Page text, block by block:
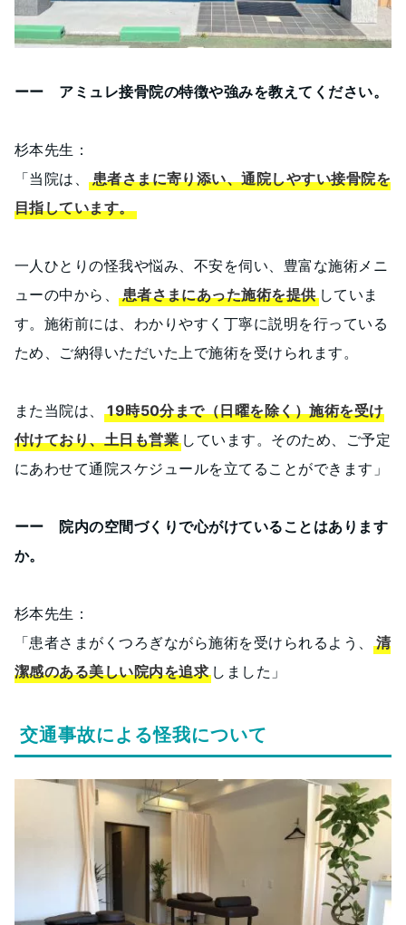
ーー アミュレ接骨院の特徴や強みを教えてください。
杉本先生：
「当院は、患者さまに寄り添い、通院しやすい接骨院を
目指しています。
一人ひとりの怪我や悩み、不安を伺い、豊富な施術メニ
ューの中から、患者さまにあった施術を提供 していま
す。施術前には、わかりやすく丁寧に説明を行っている
ため、ご納得いただいた上で施術を受けられます。
また当院は、
19時50分まで（日曜を除く）施術を受け
付けており、土日も営業 しています。そのため、ご予定
にあわせて通院スケジュールを立てることができます」
ーー 院内の空間づくりで心がけていることはあります
か。
杉本先生：
「患者さまがくつろぎながら施術を受けられるよう、
清
潔感のある美しい院内を追求 しました」
交通事故による怪我について